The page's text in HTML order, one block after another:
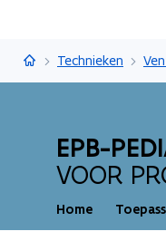
EPB-pediaTechnieken
EPB-
VOOR
Home